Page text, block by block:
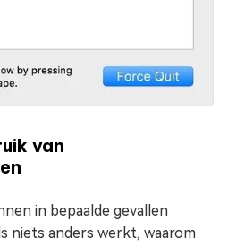
van
in bepaalde gevallen
niets anders werkt, waarom